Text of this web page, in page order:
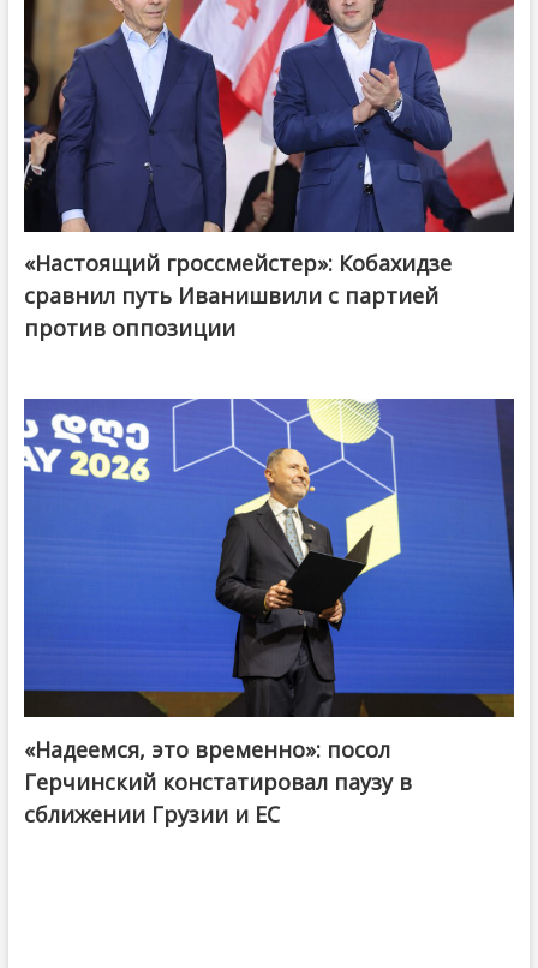
@ქართული ოცნება / Georgian Dream
«Настоящий гроссмейстер»: Кобахидзе
сравнил путь Иванишвили с партией
против оппозиции
«Надеемся, это временно»: посол
Герчинский констатировал паузу в
сближении Грузии и ЕС